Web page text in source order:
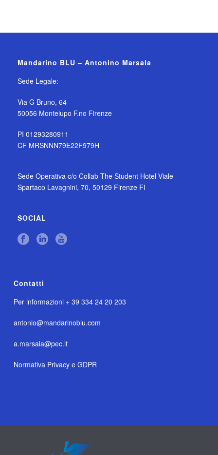
Mandarino BLU – Antonino Marsala
Sede Legale:
Via G Bruno, 64
50056 Montelupo F.no Firenze
PI 01293280911
CF MRSNNN79E22F979H
Sede Operativa c/o Collab The Student Hotel Viale
Spartaco Lavagnini, 70, 50129 Firenze FI
SOCIAL
Contatti
Per informazioni + 39 334 24 20 203
antonio@mandarinoblu.com
a.marsala@pec.it
Normativa Privacy e GDPR